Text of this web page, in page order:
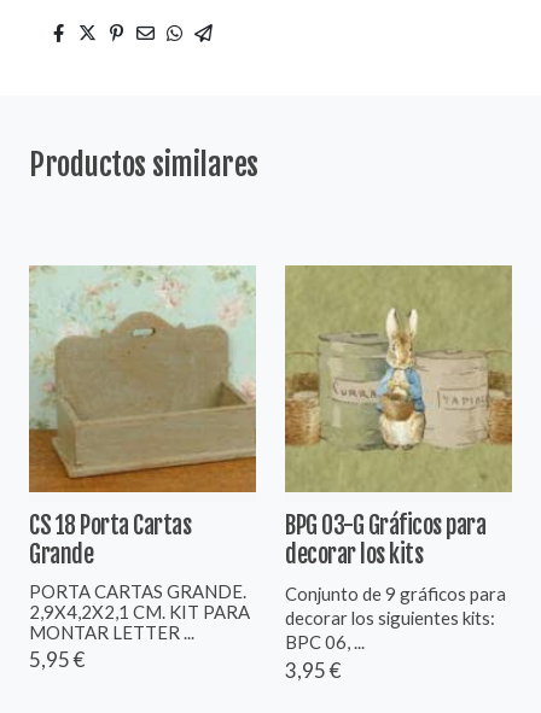
Productos similares
CS 18 Porta Cartas
Grande
PORTA CARTAS GRANDE.
2,9X4,2X2,1 CM. KIT PARA
MONTAR LETTER ...
5,95 €
BPG 03-G Gráficos para
decorar los kits
Conjunto de 9 gráficos para
decorar los siguientes kits:
BPC 06, ...
3,95 €